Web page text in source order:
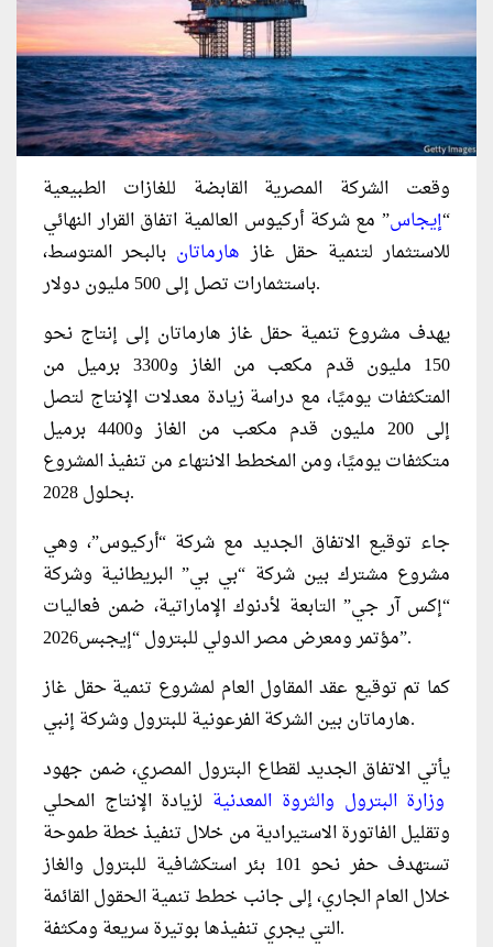
وقعت الشركة المصرية القابضة للغازات الطبيعية
“إيجاس” مع شركة أركيوس العالمية اتفاق القرار النهائي
للاستثمار لتنمية حقل غازهارماتان بالبحر المتوسط،
باستثمارات تصل إلى 500 مليون دولار.
يهدف مشروع تنمية حقل غاز هارماتان إلى إنتاج نحو
150 مليون قدم مكعب من الغاز و3300 برميل من
المتكثفات يوميًا، مع دراسة زيادة معدلات الإنتاج لتصل
إلى 200 مليون قدم مكعب من الغاز و4400 برميل
متكثفات يوميًا، ومن المخطط الانتهاء من تنفيذ المشروع
بحلول 2028.
جاء توقيع الاتفاق الجديد مع شركة “أركيوس”، وهي
مشروع مشترك بين شركة “بي بي” البريطانية وشركة
“إكس آر جي” التابعة لأدنوك الإماراتية، ضمن فعاليات
مؤتمر ومعرض مصر الدولي للبترول “إيجبس2026”.
كما تم توقيع عقد المقاول العام لمشروع تنمية حقل غاز
هارماتان بين الشركة الفرعونية للبترول وشركة إنبي.
يأتي الاتفاق الجديد لقطاع البترول المصري، ضمن جهود
وزارة البترول والثروة المعدنية لزيادة الإنتاج المحلي
وتقليل الفاتورة الاستيرادية من خلال تنفيذ خطة طموحة
تستهدف حفر نحو 101 بئر استكشافية للبترول والغاز
خلال العام الجاري، إلى جانب خطط تنمية الحقول القائمة
التي يجري تنفيذها بوتيرة سريعة ومكثفة.